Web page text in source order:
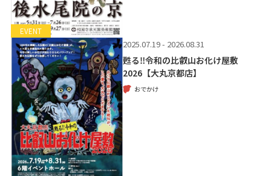
EVENT
2025.07.19 - 2026.08.31
甦る‼令和の比叡山お化け屋敷
2026【大丸京都店】
おでかけ